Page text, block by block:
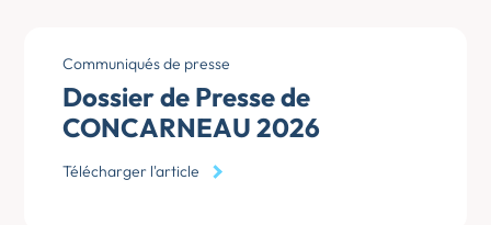
Communiqués de presse
Dossier de Presse de
CONCARNEAU 2026
Télécharger l'article